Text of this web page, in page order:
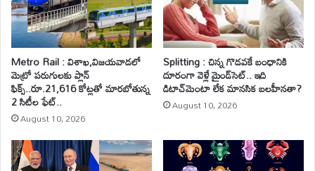
Metro Rail : విశాఖ,విజయవాడలో
మెట్రో పరుగులకు ప్లాన్
ఫిక్స్..రూ.21,616 కోట్లతో మారబోతున్న
2 సిటీల ఫేట్..
August 10, 2026
Splitting : చిన్న గొడవకే బంధానికి
దూరంగా వెళ్లే మైండ్‌సెట్.. ఇది
డిటాచ్‌మెంటా లేక మానసిక బలహీనతా?
August 10, 2026